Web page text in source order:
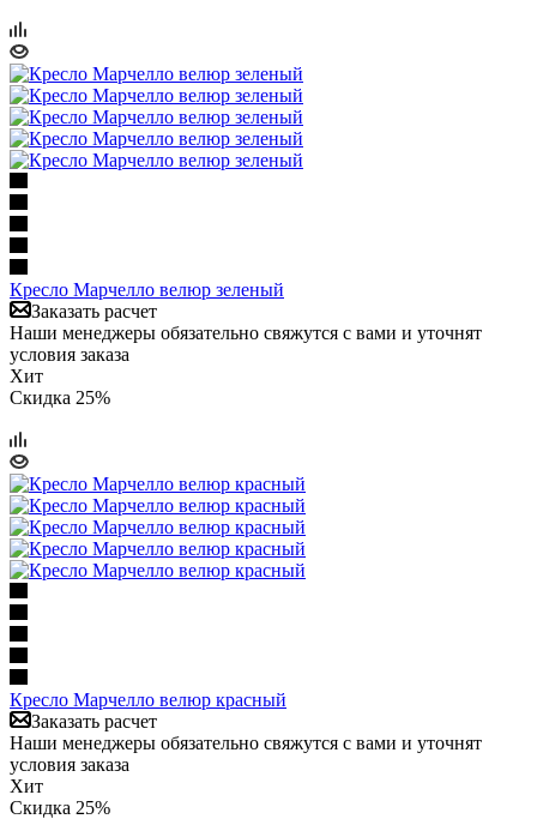
Кресло Марчелло велюр зеленый
Заказать расчет
Наши менеджеры обязательно свяжутся с вами и уточнят
условия заказа
Хит
Скидка 25%
Кресло Марчелло велюр красный
Заказать расчет
Наши менеджеры обязательно свяжутся с вами и уточнят
условия заказа
Хит
Скидка 25%